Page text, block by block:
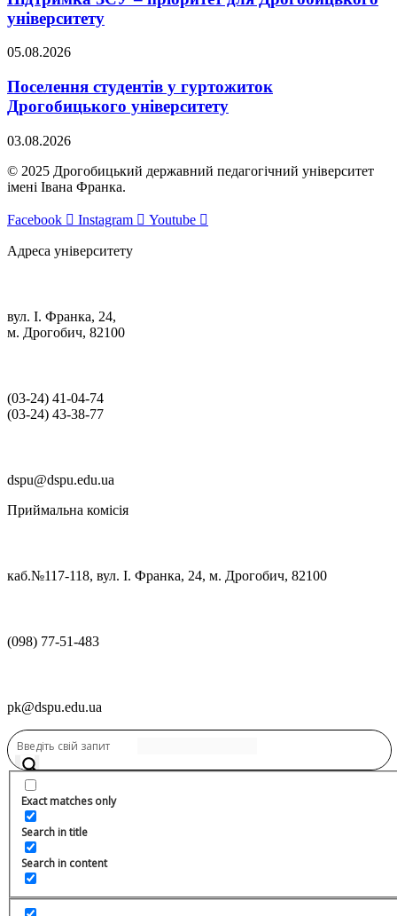
університету
05.08.2026
Поселення студентів у гуртожиток
Дрогобицького університету
03.08.2026
© 2025 Дрогобицький державний педагогічний університет
імені Івана Франка.
Facebook Instagram Youtube
Адреса університету
вул. І. Франка, 24,
м. Дрогобич, 82100
(03‑24) 41‑04‑74
(03‑24) 43‑38‑77
dspu@dspu.edu.ua
Приймальна комісія
каб.№117-118, вул. І. Франка, 24, м. Дрогобич, 82100
(098) 77-51-483
pk@dspu.edu.ua
Exact matches only
Search in title
Search in content
Переглянути нову версію
Переглянути нову версію